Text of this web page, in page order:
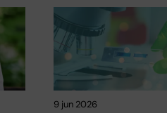
9 jun 2026